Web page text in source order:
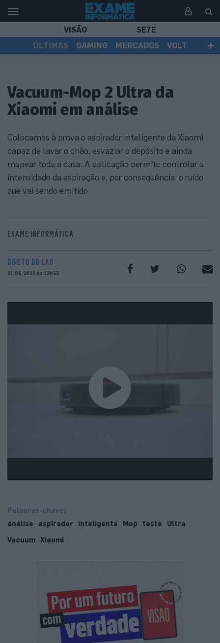
VISÃO
SE7E
ÚLTIMAS
GAMING MERCADOS
VOLT
Vacuum-Mop 2 Ultra da
Xiaomi em análise
Colocamos à prova o aspirador inteligente da Xiaomi
capaz de lavar o chão, esvaziar o depósito e ainda
mapear toda a casa. A aplicação permite controlar a
intensidade da aspiração e, por consequência, o ruído
que vai sendo emitido
EXAME INFORMÁTICA
DIRETO DO LAB
21.06.2022 às 13h53
Palavras-chave:
análise
aspirador inteligente Mop teste
Ultra
Vacuum Xiaomi